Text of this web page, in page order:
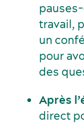
travail,
un
pour
des
Après
direct